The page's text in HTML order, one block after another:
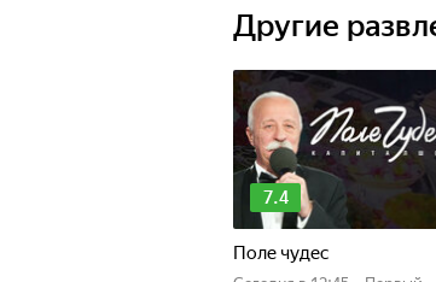
Другие
7.4
Поле чудес